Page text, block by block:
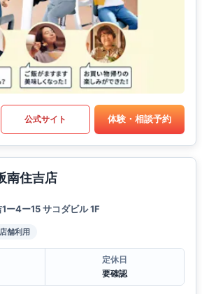
公式サイト 体験・相談予約
南住吉店
ー4ー15 サコダビル 1F
舗利用
定休日
要確認